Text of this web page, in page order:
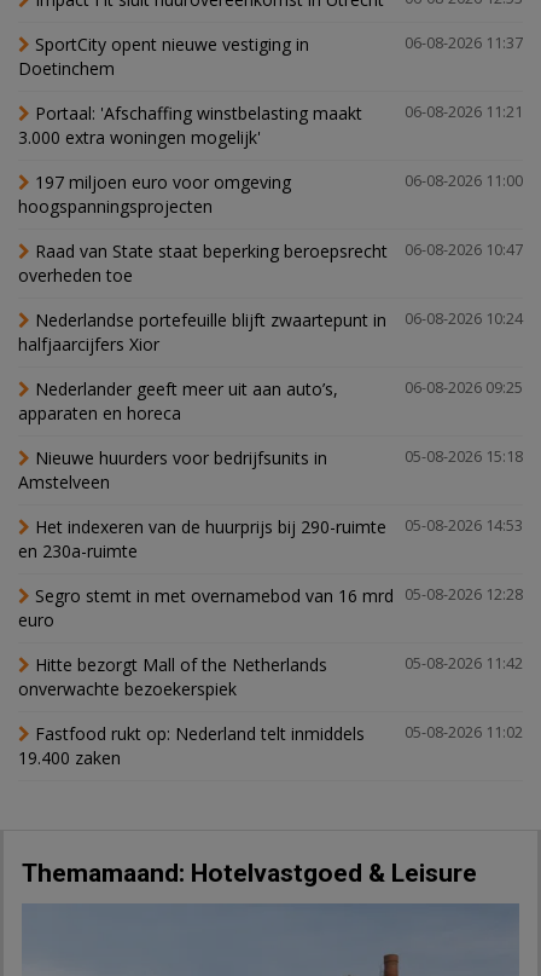
06-08-2026 11:37
SportCity opent nieuwe vestiging in
Doetinchem
06-08-2026 11:21
Portaal: 'Afschaffing winstbelasting maakt
3.000 extra woningen mogelijk'
06-08-2026 11:00
197 miljoen euro voor omgeving
hoogspanningsprojecten
06-08-2026 10:47
Raad van State staat beperking beroepsrecht
overheden toe
06-08-2026 10:24
Nederlandse portefeuille blijft zwaartepunt in
halfjaarcijfers Xior
06-08-2026 09:25
Nederlander geeft meer uit aan auto’s,
apparaten en horeca
05-08-2026 15:18
Nieuwe huurders voor bedrijfsunits in
Amstelveen
05-08-2026 14:53
Het indexeren van de huurprijs bij 290-ruimte
en 230a-ruimte
05-08-2026 12:28
Segro stemt in met overnamebod van 16 mrd
euro
05-08-2026 11:42
Hitte bezorgt Mall of the Netherlands
onverwachte bezoekerspiek
05-08-2026 11:02
Fastfood rukt op: Nederland telt inmiddels
19.400 zaken
Themamaand: Hotelvastgoed & Leisure